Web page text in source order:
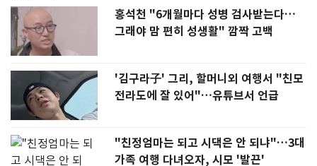
홍석천 "6개월마다 성병 검사받는다…
그래야 맘 편히 성생활" 깜짝 고백
'김구라子' 그리, 할머니외 여행서 "친모
전라도에 잘 있어"…유튜브서 언급
"친정엄마는 되고 시댁은 안 되냐"…3대
가족 여행 다녀오자, 시모 '발끈'